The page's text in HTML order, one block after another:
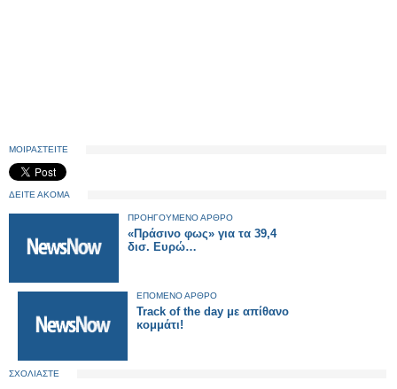
ΜΟΙΡΑΣΤΕΙΤΕ
ΔΕΙΤΕ ΑΚΟΜΑ
ΠΡΟΗΓΟΥΜΕΝΟ ΑΡΘΡΟ
«Πράσινο φως» για τα 39,4
δισ. Ευρώ…
ΕΠΟΜΕΝΟ ΑΡΘΡΟ
Track of the day με απίθανο
κομμάτι!
ΣΧΟΛΙΑΣΤΕ